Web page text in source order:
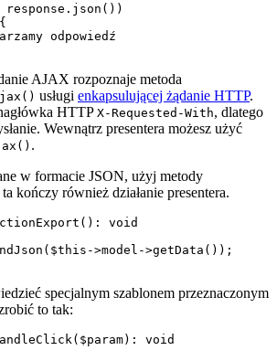
response.json())
AJAX rozpoznaje metoda
usługi enkapsulującej żądanie HTTP.
HTTP X-Requested-With, dlatego
Wewnątrz presentera możesz użyć
.
w formacie JSON, użyj metody
kończy również działanie presentera.
void
specjalnym szablonem przeznaczonym
to tak:
void